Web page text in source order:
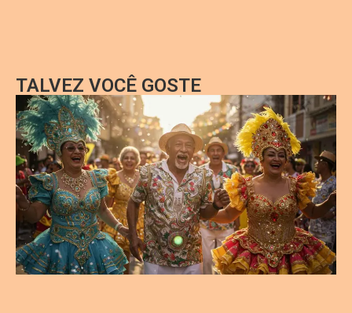
TALVEZ VOCÊ GOSTE